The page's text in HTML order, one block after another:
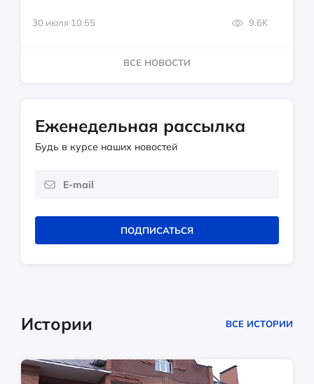
30 июля 10:55 9.6K
ВСЕ НОВОСТИ
Еженедельная рассылка
Будь в курсе наших новостей
ПОДПИСАТЬСЯ
Истории ВСЕ ИСТОРИИ